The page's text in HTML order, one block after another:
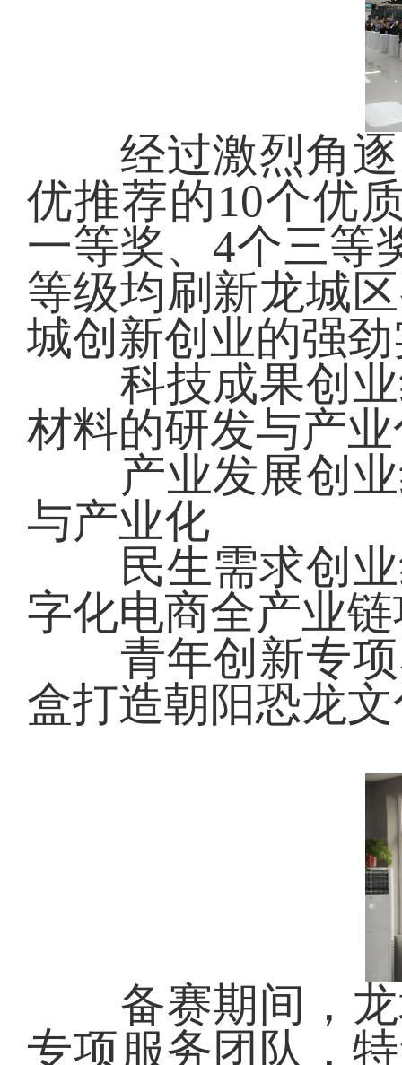
经过激烈角逐
优推荐的10个优
一等奖、4个三等
等级均刷新龙城
城创新创业的强
科技成果创业
材料的研发与产
产业发展创业
与产业化
民生需求创业
字化电商全产业
青年创新专项
盒打造朝阳恐龙
备赛期间，龙
专项服务团队，